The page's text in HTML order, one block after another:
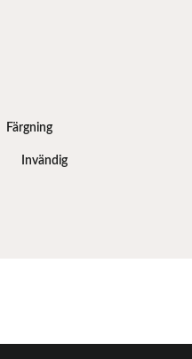
Färgning
Invändig